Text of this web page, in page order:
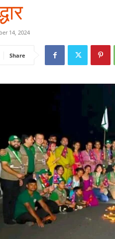
14, 2024
Share